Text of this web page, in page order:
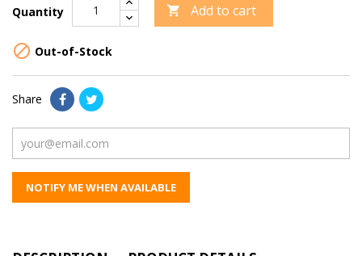
Quantity  Add to cart
 Out-of-Stock
Share
NOTIFY ME WHEN AVAILABLE